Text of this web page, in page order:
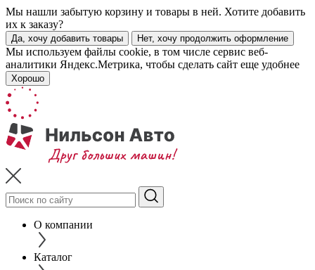
Мы нашли забытую корзину и товары в ней. Хотите добавить
их к заказу?
Да, хочу добавить товары Нет, хочу продолжить оформление
Мы используем файлы cookie, в том числе сервис веб-
аналитики Яндекс.Метрика, чтобы сделать сайт еще удобнее
Хорошо
О компании
Каталог